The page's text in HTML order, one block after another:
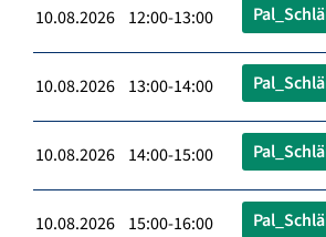
10.08.2026 12:00-13:00
10.08.2026 13:00-14:00
10.08.2026 14:00-15:00
10.08.2026 15:00-16:00